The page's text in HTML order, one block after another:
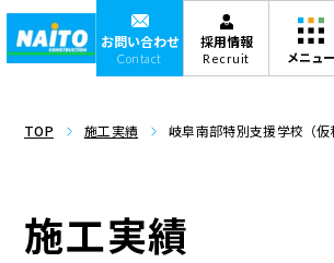
お問い合わせ
Contact
採用情報
Recruit
TOP 施工実績 岐阜南部特別支援学校（
施工実績